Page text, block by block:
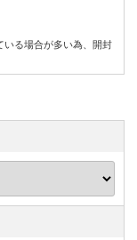
いる場合が多い為、開封